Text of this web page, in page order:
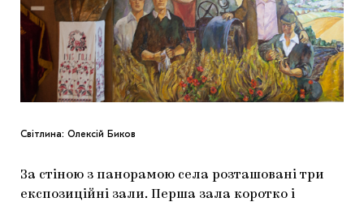
Світлина: Олексій Биков
За стіною з панорамою села розташовані три
експозиційні зали. Перша зала коротко і